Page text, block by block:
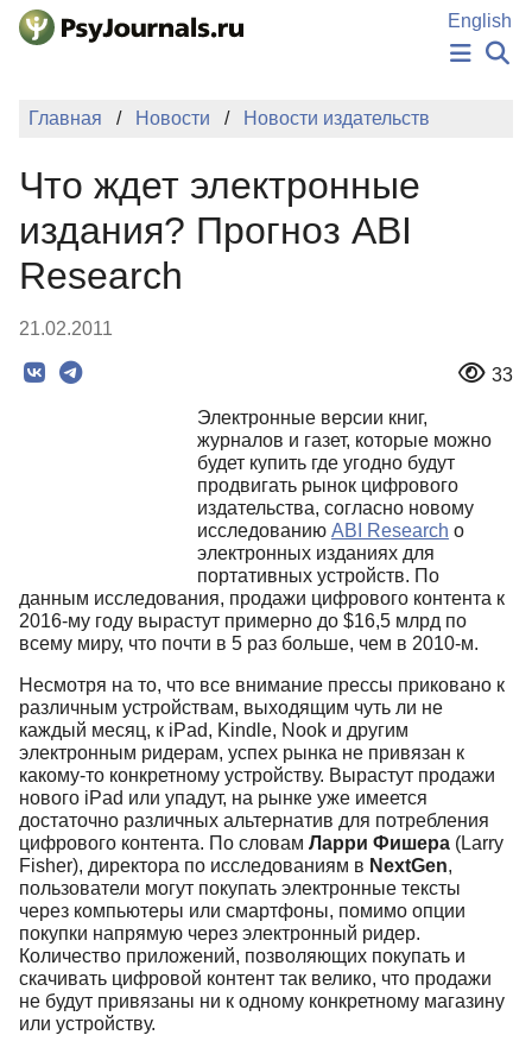
Перейти к основному содержанию
English
НОВОСТИ
ПОДАТЬ РУКОПИСЬ
БАЗА ЗНАНИЙ
КЛЮЧЕВЫЕ СЛОВА
Регистрация
Главная Новости Новости издательств
Что ждет электронные
издания? Прогноз ABI
Research
21.02.2011
33
Электронные версии книг,
журналов и газет, которые можно
будет купить где угодно будут
продвигать рынок цифрового
издательства, согласно новому
исследованию ABI Research о
электронных изданиях для
портативных устройств. По
данным исследования, продажи цифрового контента к
2016-му году вырастут примерно до $16,5 млрд по
всему миру, что почти в 5 раз больше, чем в 2010-м.
Несмотря на то, что все внимание прессы приковано к
различным устройствам, выходящим чуть ли не
каждый месяц, к iPad, Kindle, Nook и другим
электронным ридерам, успех рынка не привязан к
какому-то конкретному устройству. Вырастут продажи
нового iPad или упадут, на рынке уже имеется
достаточно различных альтернатив для потребления
цифрового контента. По словам Ларри Фишера (Larry
Fisher), директора по исследованиям в NextGen,
пользователи могут покупать электронные тексты
через компьютеры или смартфоны, помимо опции
покупки напрямую через электронный ридер.
Количество приложений, позволяющих покупать и
скачивать цифровой контент так велико, что продажи
не будут привязаны ни к одному конкретному магазину
или устройству.